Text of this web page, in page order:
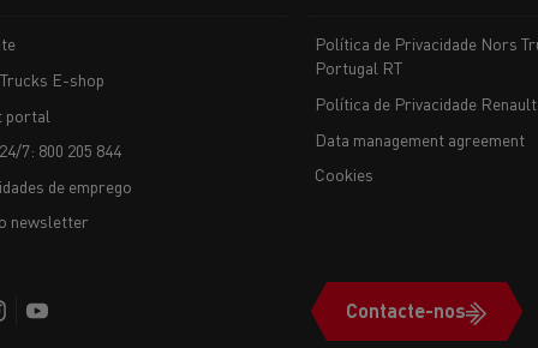
E-shop
portal
7: 800 205 844
de emprego
newsletter
Política de Privacidade Nors
Portugal RT
Política de Privacidade
Data management agreement
Cookies
Contacte-nos